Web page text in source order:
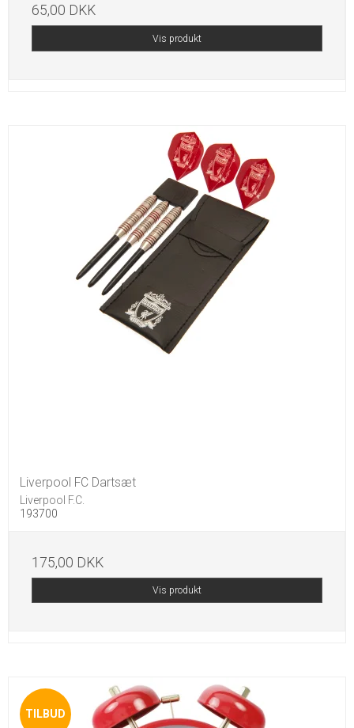
65,00 DKK
Vis produkt
Liverpool FC Dartsæt
Liverpool F.C.
193700
175,00 DKK
Vis produkt
TILBUD